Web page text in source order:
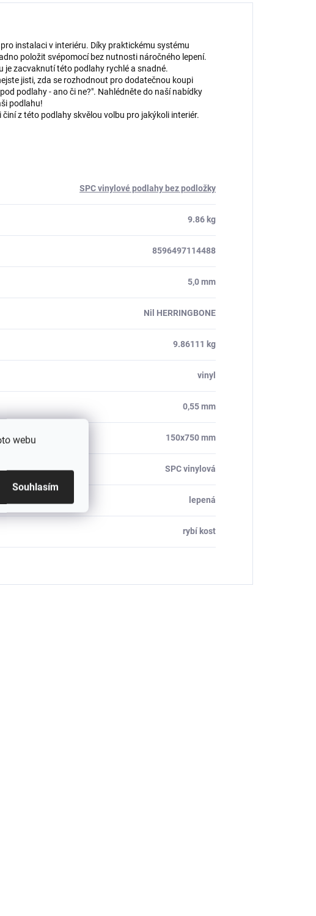
webu
Souhlasím
instalaci v interiéru. Díky praktickému systému
položit svépomocí bez nutnosti náročného lepení.
je zacvaknutí této podlahy rychlé a snadné.
jisti, zda se rozhodnout pro dodatečnou koupi
podlahy - ano či ne?". Nahlédněte do naší nabídky
podlahu!
z této podlahy skvělou volbu pro jakýkoli interiér.
SPC vinylové podlahy bez podložky
9.86 kg
8596497114488
5,0 mm
Nil HERRINGBONE
9.86111 kg
vinyl
0,55 mm
150x750 mm
SPC vinylová
lepená
rybí kost